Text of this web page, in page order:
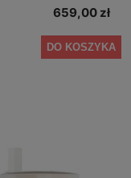
659,00 zł
DO KOSZYKA